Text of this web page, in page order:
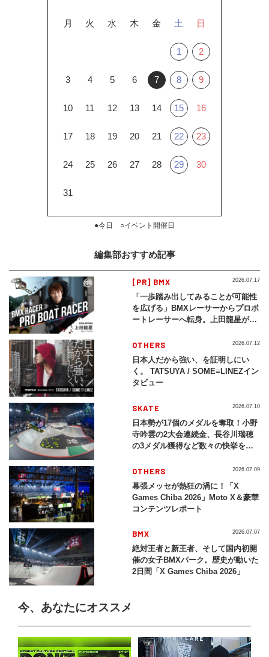
月 火 水 木 金 土 日
1 2
3 4 5 6 7 8 9
10 11 12 13 14 15 16
17 18 19 20 21 22 23
24 25 26 27 28 29 30
31
●今日 ○イベント開催日
編集部おすすめ記事
[PR] BMX
「一歩踏み出してみることが可能性
を広げる」BMXレーサーからプロボ
ートレーサーへ転身。上田龍星が体
2026.07.17
OTHERS
日本人だから強い、を証明しにい
く。 TATSUYA / SOME≡LINEZイン
タビュー
2026.07.12
SKATE
日本勢が17個のメダルを奪取！小野
寺吟雲の2大会連続金、長谷川瑞穂
の3メダル獲得など数々の快挙をプ
2026」
2026.07.10
OTHERS
幕張メッセが熱狂の渦に！「X
Games Chiba 2026」Moto X＆豪華
コンテンツレポート
2026.07.09
BMX
絶対王者と新王者、そして国内初開
催の女子BMXパーク。歴史が動いた
2日間「X Games Chiba 2026」
2026.07.07
今、あなたにオススメ